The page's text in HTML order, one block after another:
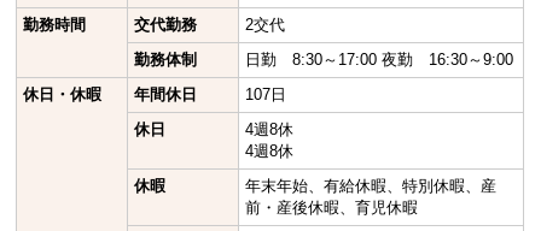
勤務時間
交代勤務
2交代
勤務体制
日勤 8:30～17:00 夜勤 16:30～9:00
休日・休暇
年間休日
107日
休日
4週8休
4週8休
休暇
年末年始、有給休暇、特別休暇、産
前・産後休暇、育児休暇